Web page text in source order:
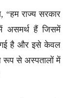
राज्य सरकार
असमर्थ हैं जिसमें
गई है और इसे केवल
रूप से अस्पतालों में